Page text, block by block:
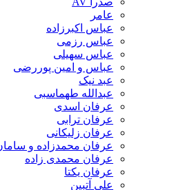
عباس اکبرزاده
عباس رزمی
عباس سهیلی
عباس و امین پوررضی
عبد نیک
عبدالله طهماسبی‎
عرفان اسدی
عرفان ترابی
عرفان زلیکانی
عرفان محمدزاده و سامان داداشی
عرفان محمدی زاده
عرفان یکتا
علی آتبین